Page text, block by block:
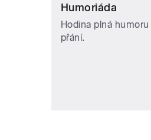
Humoriáda
Hodina plná
přání.